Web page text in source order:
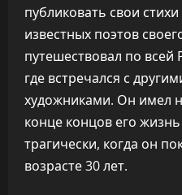
публиковать свои
известных поэтов
путешествовал по всей
где встречался с
художниками. Он имел
конце концов его
трагически, когда он
возрасте 30 лет.